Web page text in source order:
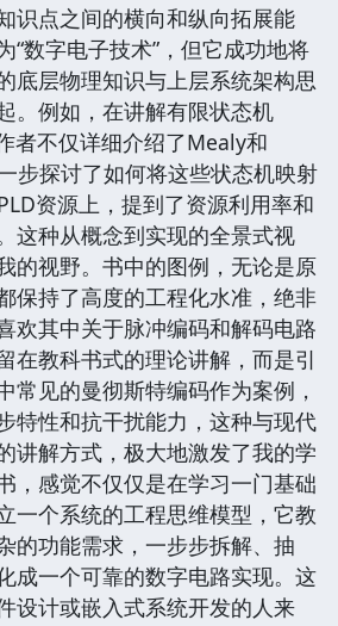
识点之间的横向和纵向拓展能
“数字电子技术”，但它成功地将
底层物理知识与上层系统架构思
。例如，在讲解有限状态机
者不仅详细介绍了Mealy和
步探讨了如何将这些状态机映射
资源上，提到了资源利用率和
这种从概念到实现的全景式视
的视野。书中的图例，无论是原
保持了高度的工程化水准，绝非
欢其中关于脉冲编码和解码电路
在教科书式的理论讲解，而是引
常见的曼彻斯特编码作为案例，
特性和抗干扰能力，这种与现代
讲解方式，极大地激发了我的学
，感觉不仅仅是在学习一门基础
一个系统的工程思维模型，它教
的功能需求，一步步拆解、抽
成一个可靠的数字电路实现。这
设计或嵌入式系统开发的人来